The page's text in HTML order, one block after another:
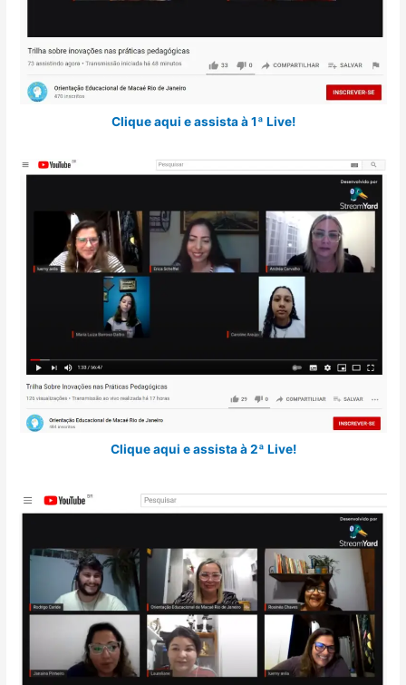
Clique aqui e assista à 1ª Live!
Clique aqui e assista à 2ª Live!